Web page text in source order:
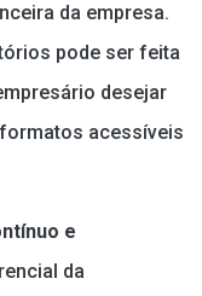
da empresa.
pode ser feita
desejar
acessíveis
e
da